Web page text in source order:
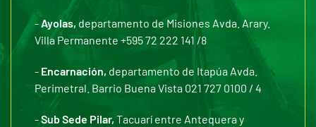
-Ayolas, departamento de Misiones Avda. Arary.
Villa Permanente +595 72 222 141 /8
- Encarnación, departamento de Itapúa Avda.
Perimetral. Barrio Buena Vista 021 727 0100 / 4
-Sub Sede Pilar, Tacuarí entre Antequera y